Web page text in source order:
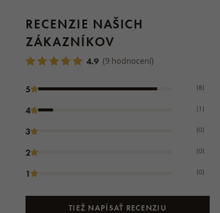
RECENZIE NAŠICH
ZÁKAZNÍKOV
4.9 (9 hodnocení)
5 (8)
4 (1)
3 (0)
2 (0)
1 (0)
TIEŽ NAPÍSAŤ RECENZIU